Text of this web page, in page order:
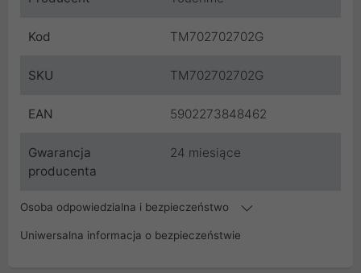
Kod TM702702702G
SKU TM702702702G
EAN 5902273848462
Gwarancja
producenta
24 miesiące
Osoba odpowiedzialna i bezpieczeństwo
Uniwersalna informacja o bezpieczeństwie